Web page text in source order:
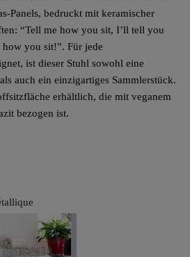
Panels, bedruckt mit keramischer
“Tell me how you sit, I’ll tell you
you sit!”. Für jede
ist dieser Stuhl sowohl eine
auch ein einzigartiges Sammlerstück.
erhältlich, die mit veganem
bezogen ist.